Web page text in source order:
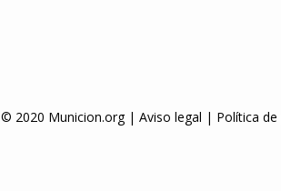
© 2020 Municion.org | Aviso legal | Política de